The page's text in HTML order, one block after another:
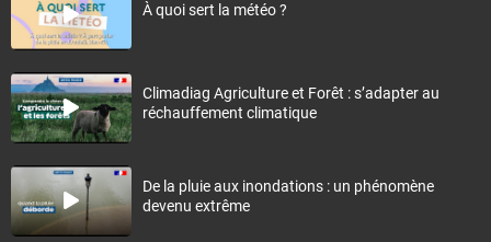
À quoi sert la météo ?
Climadiag Agriculture et Forêt : s’adapter au
réchauffement climatique
De la pluie aux inondations : un phénomène
devenu extrême